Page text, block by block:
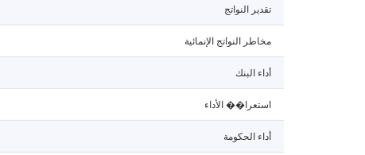
تقدير النواتج
مخاطر النواتج الإنمائية
أداء البنك
استعرا�� الأداء
أداء الحكومة